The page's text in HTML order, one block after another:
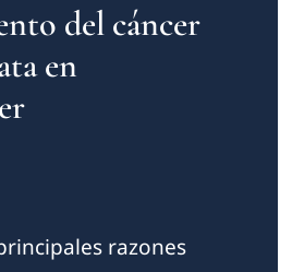
del cáncer
en
razones